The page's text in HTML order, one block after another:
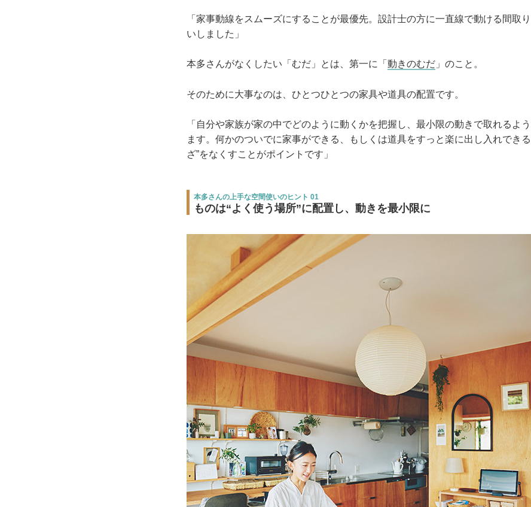
「家事動線をスムーズにすることが最優先。設計士の方に一直線で動ける間取
いしました」
本多さんがなくしたい「むだ」とは、第一に「 動きのむだ 」のこと。
そのために大事なのは、ひとつひとつの家具や道具の配置です。
「自分や家族が家の中でどのように動くかを把握し、最小限の動きで取れるよ
ます。何かのついでに家事ができる、もしくは道具をすっと楽に出し入れでき
ざ”をなくすことがポイントです」
本多さんの上手な空間使いのヒント 01
ものは“よく使う場所”に配置し、動きを最小限に